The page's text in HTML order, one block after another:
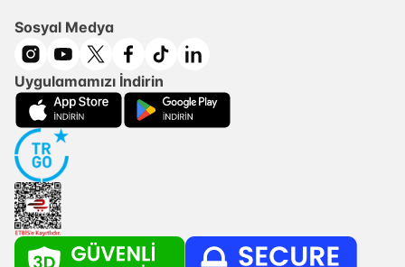
Sosyal Medya
Uygulamamızı İndirin